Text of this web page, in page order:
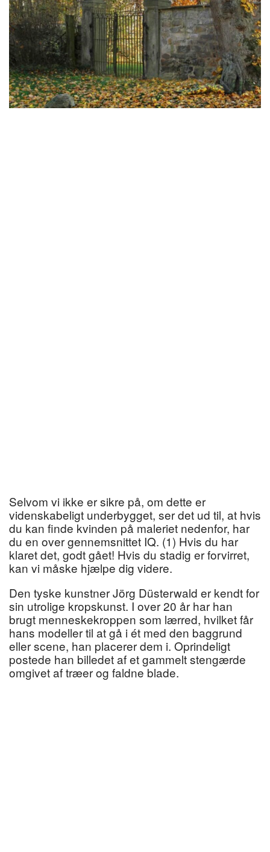
Selvom vi ikke er sikre på, om dette er
videnskabeligt underbygget, ser det ud til, at hvis
du kan finde kvinden på maleriet nedenfor, har
du en over gennemsnittet IQ. (1) Hvis du har
klaret det, godt gået! Hvis du stadig er forvirret,
kan vi måske hjælpe dig videre.
Den tyske kunstner Jörg Düsterwald er kendt for
sin utrolige kropskunst. I over 20 år har han
brugt menneskekroppen som lærred, hvilket får
hans modeller til at gå i ét med den baggrund
eller scene, han placerer dem i. Oprindeligt
postede han billedet af et gammelt stengærde
omgivet af træer og faldne blade.